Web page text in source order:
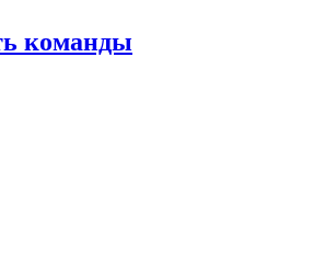
команды